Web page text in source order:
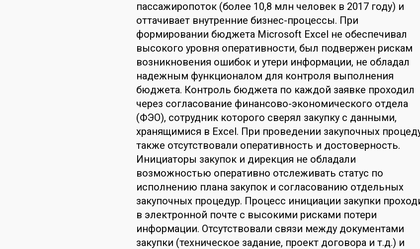
пассажиропоток (более 10,8 млн человек в 2017 году) и
оттачивает внутренние бизнес-процессы. При
формировании бюджета Microsoft Excel не обеспечивал
высокого уровня оперативности, был подвержен рискам
возникновения ошибок и утери информации, не обладал
надежным функционалом для контроля выполнения
бюджета. Контроль бюджета по каждой заявке проходил
через согласование финансово-экономического отдела
(ФЭО), сотрудник которого сверял закупку с данными,
хранящимися в Excel. При проведении закупочных
также отсутствовали оперативность и достоверность.
Инициаторы закупок и дирекция не обладали
возможностью оперативно отслеживать статус по
исполнению плана закупок и согласованию отдельных
закупочных процедур. Процесс инициации закупки
в электронной почте с высокими рисками потери
информации. Отсутствовали связи между документами
закупки (техническое задание, проект договора и т.д.) и